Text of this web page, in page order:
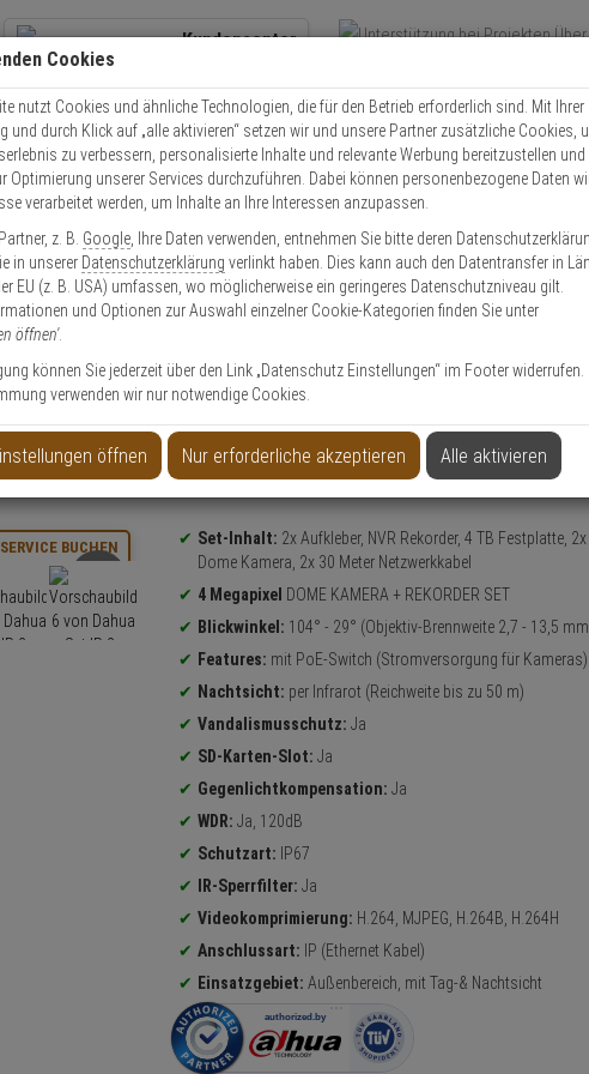
Kundencenter
Kontaktservice nutzen
Mo. - Do.: 8:00 - 16:30 Fr. 8:00 - 14:00 Uhr
Über 15
Schneller
Zutritt Einbruch
Set IP 2x Dome 4MPx PoE + 8-CH NVR
+ 8-CH NVR
SERVICE BUCHEN
Produktinformationen
Set-Inhalt: 2x Aufkleber, NVR Rekorder, 4 TB Festplatte, 2x
Dome Kamera, 2x 30 Meter Netzwerkkabel
4 Megapixel DOME KAMERA + REKORDER SET
Blickwinkel: 104° - 29° (Objektiv-Brennweite 2,7 - 13,5
Features: mit PoE-Switch (Stromversorgung für Kameras)
Nachtsicht: per Infrarot (Reichweite bis zu 50 m)
Vandalismusschutz: Ja
SD-Karten-Slot: Ja
Gegenlichtkompensation: Ja
WDR: Ja, 120dB
Schutzart: IP67
IR-Sperrfilter: Ja
Videokomprimierung: H.264, MJPEG, H.264B, H.264H
Anschlussart: IP (Ethernet Kabel)
Einsatzgebiet: Außenbereich, mit Tag-& Nachtsicht
Cookies
nutzt Cookies und ähnliche Technologien, die für den Betrieb erforderlich sind. Mit Ihrer
und durch Klick auf „alle aktivieren“ setzen wir und unsere Partner zusätzliche Cookies,
zu verbessern, personalisierte Inhalte und relevante Werbung bereitzustellen und
Optimierung unserer Services durchzuführen. Dabei können personenbezogene Daten
verarbeitet werden, um Inhalte an Ihre Interessen anzupassen.
z. B. Google , Ihre Daten verwenden, entnehmen Sie bitte deren
in unserer Datenschutzerklärung verlinkt haben. Dies kann auch den Datentransfer in
EU (z. B. USA) umfassen, wo möglicherweise ein geringeres Datenschutzniveau gilt.
und Optionen zur Auswahl einzelner Cookie-Kategorien finden Sie unter
öffnen'.
können Sie jederzeit über den Link „Datenschutz Einstellungen“ im Footer widerrufen.
verwenden wir nur notwendige Cookies.
öffnen Nur erforderliche akzeptieren Alle aktivieren